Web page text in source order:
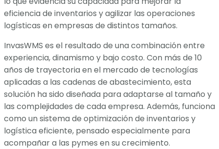
eficiencia de inventarios y agilizar las operaciones
logísticas en empresas de distintos tamaños.
InvasWMS es el resultado de una combinación entre
experiencia, dinamismo y bajo costo. Con más de 10
años de trayectoria en el mercado de tecnologías
aplicadas a las cadenas de abastecimiento, esta
solución ha sido diseñada para adaptarse al tamaño y
las complejidades de cada empresa. Además, funciona
como un sistema de optimización de inventarios y
logística eficiente, pensado especialmente para
acompañar a las pymes en su crecimiento.